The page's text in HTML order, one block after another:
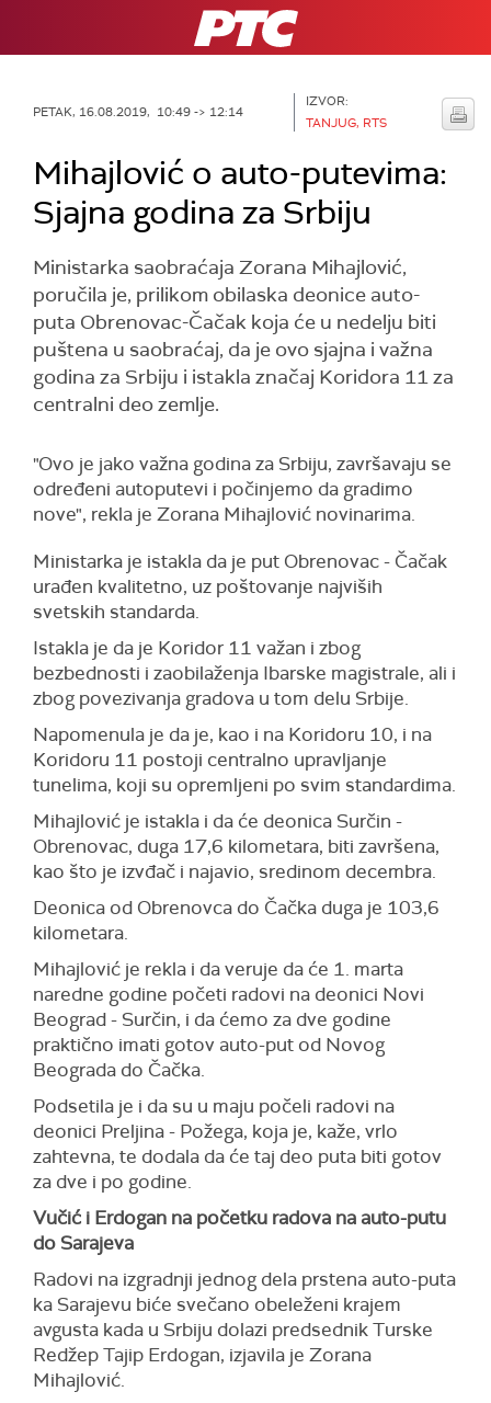
RTS
PETAK, 16.08.2019, 10:49 -> 12:14
IZVOR:
TANJUG, RTS
Mihajlović o auto-putevima:
Sjajna godina za Srbiju
Ministarka saobraćaja Zorana Mihajlović,
poručila je, prilikom obilaska deonice auto-
puta Obrenovac-Čačak koja će u nedelju biti
puštena u saobraćaj, da je ovo sjajna i važna
godina za Srbiju i istakla značaj Koridora 11 za
centralni deo zemlje.
"Ovo je jako važna godina za Srbiju, završavaju se
određeni autoputevi i počinjemo da gradimo
nove", rekla je Zorana Mihajlović novinarima.
Ministarka je istakla da je put Obrenovac - Čačak
urađen kvalitetno, uz poštovanje najviših
svetskih standarda.
Istakla je da je Koridor 11 važan i zbog
bezbednosti i zaobilaženja Ibarske magistrale, ali i
zbog povezivanja gradova u tom delu Srbije.
Napomenula je da je, kao i na Koridoru 10, i na
Koridoru 11 postoji centralno upravljanje
tunelima, koji su opremljeni po svim standardima.
Mihajlović je istakla i da će deonica Surčin -
Obrenovac, duga 17,6 kilometara, biti završena,
kao što je izvđač i najavio, sredinom decembra.
Deonica od Obrenovca do Čačka duga je 103,6
kilometara.
Mihajlović je rekla i da veruje da će 1. marta
naredne godine početi radovi na deonici Novi
Beograd - Surčin, i da ćemo za dve godine
praktično imati gotov auto-put od Novog
Beograda do Čačka.
Podsetila je i da su u maju počeli radovi na
deonici Preljina - Požega, koja je, kaže, vrlo
zahtevna, te dodala da će taj deo puta biti gotov
za dve i po godine.
Vučić i Erdogan na početku radova na auto-putu
do Sarajeva
Radovi na izgradnji jednog dela prstena auto-puta
ka Sarajevu biće svečano obeleženi krajem
avgusta kada u Srbiju dolazi predsednik Turske
Redžep Tajip Erdogan, izjavila je Zorana
Mihajlović.